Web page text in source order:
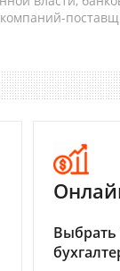
Выбрать